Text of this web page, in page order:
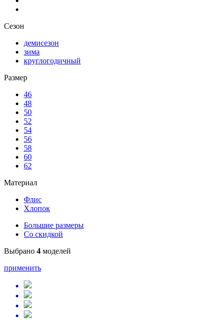
Сезон
демисезон
зима
круглогодичный
Размер
46
48
50
52
54
56
58
60
62
Материал
Флис
Хлопок
Большие размеры
Со скидкой
Выбрано 4 моделей
применить